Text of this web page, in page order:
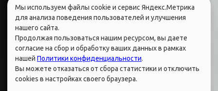
Мы используем файлы cookie и сервис Яндекс.Метрика
для анализа поведения пользователей и улучшения
нашего сайта.
Продолжая пользоваться нашим ресурсом, вы даете
согласие на сбор и обработку ваших данных в рамках
нашей Политики конфиденциальности.
Вы можете отказаться от сбора статистики и отключить
cookies в настройках своего браузера.